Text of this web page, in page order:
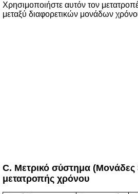
Χρησιμοποιήστε αυτόν τον
μεταξύ διαφορετικών μονάδων
C. Μετρικό σύστημα (Μονάδες
μετατροπής χρόνου